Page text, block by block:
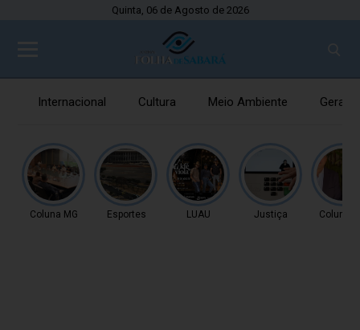
Quinta, 06 de Agosto de 2026
Internacional Cultura Meio Ambiente Gerais
Coluna MG Esportes LUAU Justiça Coluna